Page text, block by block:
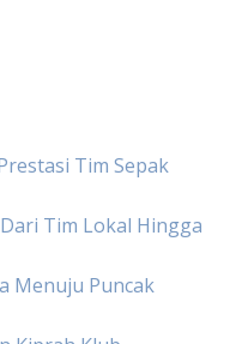
Tim Sepak
Tim Lokal Hingga
Menuju Puncak